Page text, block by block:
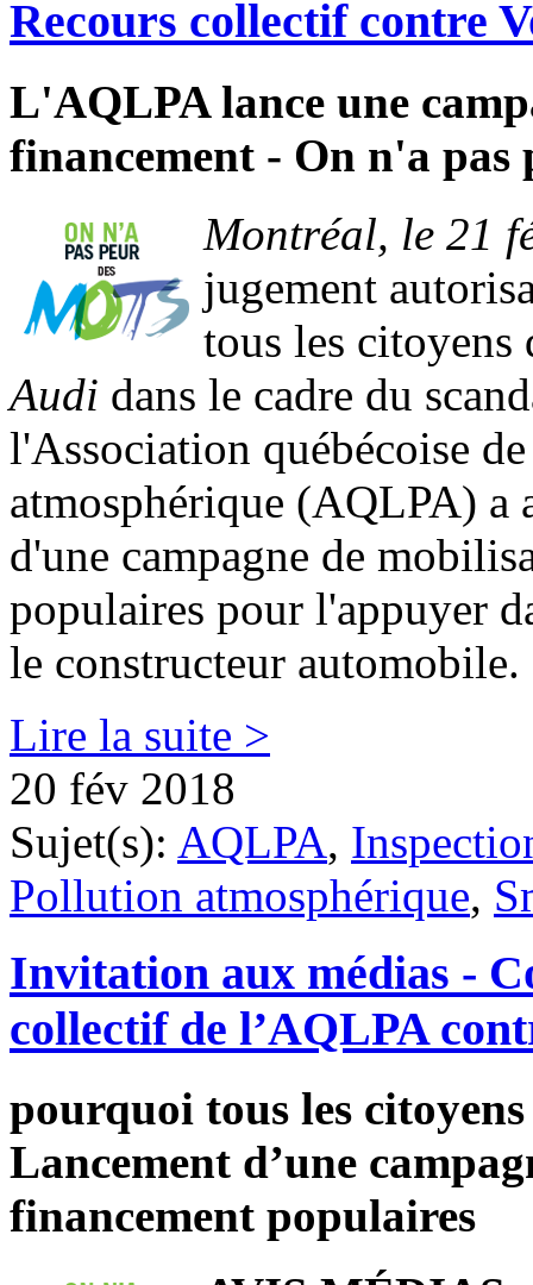
Recours collectif contre
L'AQLPA lance une
financement - On n'a pas
Montréal, le 21
jugement
tous les
Audi dans le cadre du
l'Association québécoise
atmosphérique (AQLPA) a
d'une campagne de
populaires pour l'appuyer
le constructeur automobile.
Lire la suite >
20 fév 2018
Sujet(s): AQLPA,
Pollution atmosphérique,
Invitation aux médias -
collectif de l’AQLPA
pourquoi tous les
Lancement d’une
financement populaires